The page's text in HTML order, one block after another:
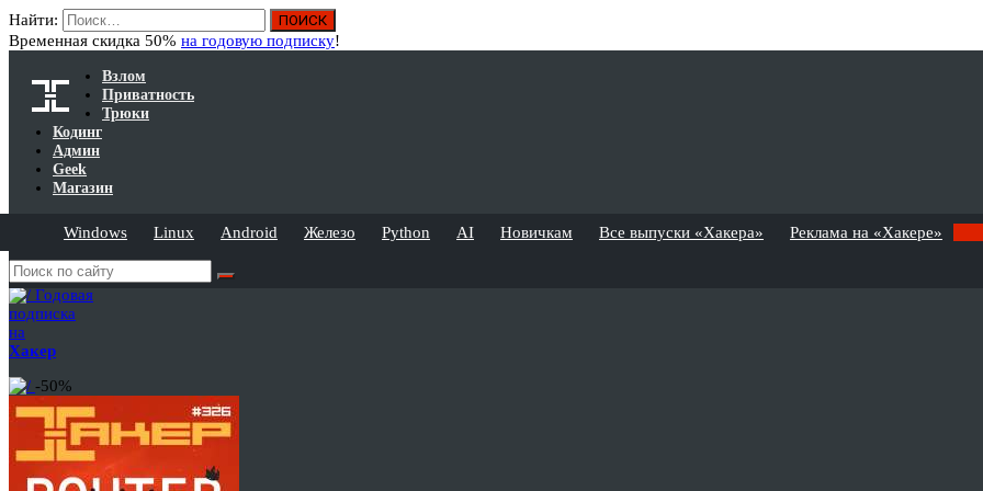
Найти:
Временная скидка 50% на годовую подписку!
Взлом
Приватность
Трюки
Кодинг
Админ
Geek
Магазин
Windows Linux Android Железо Python AI Новичкам Все выпуски «Хакера» Реклама на «Хакере»
Годовая
подписка
на
Хакер
-50%